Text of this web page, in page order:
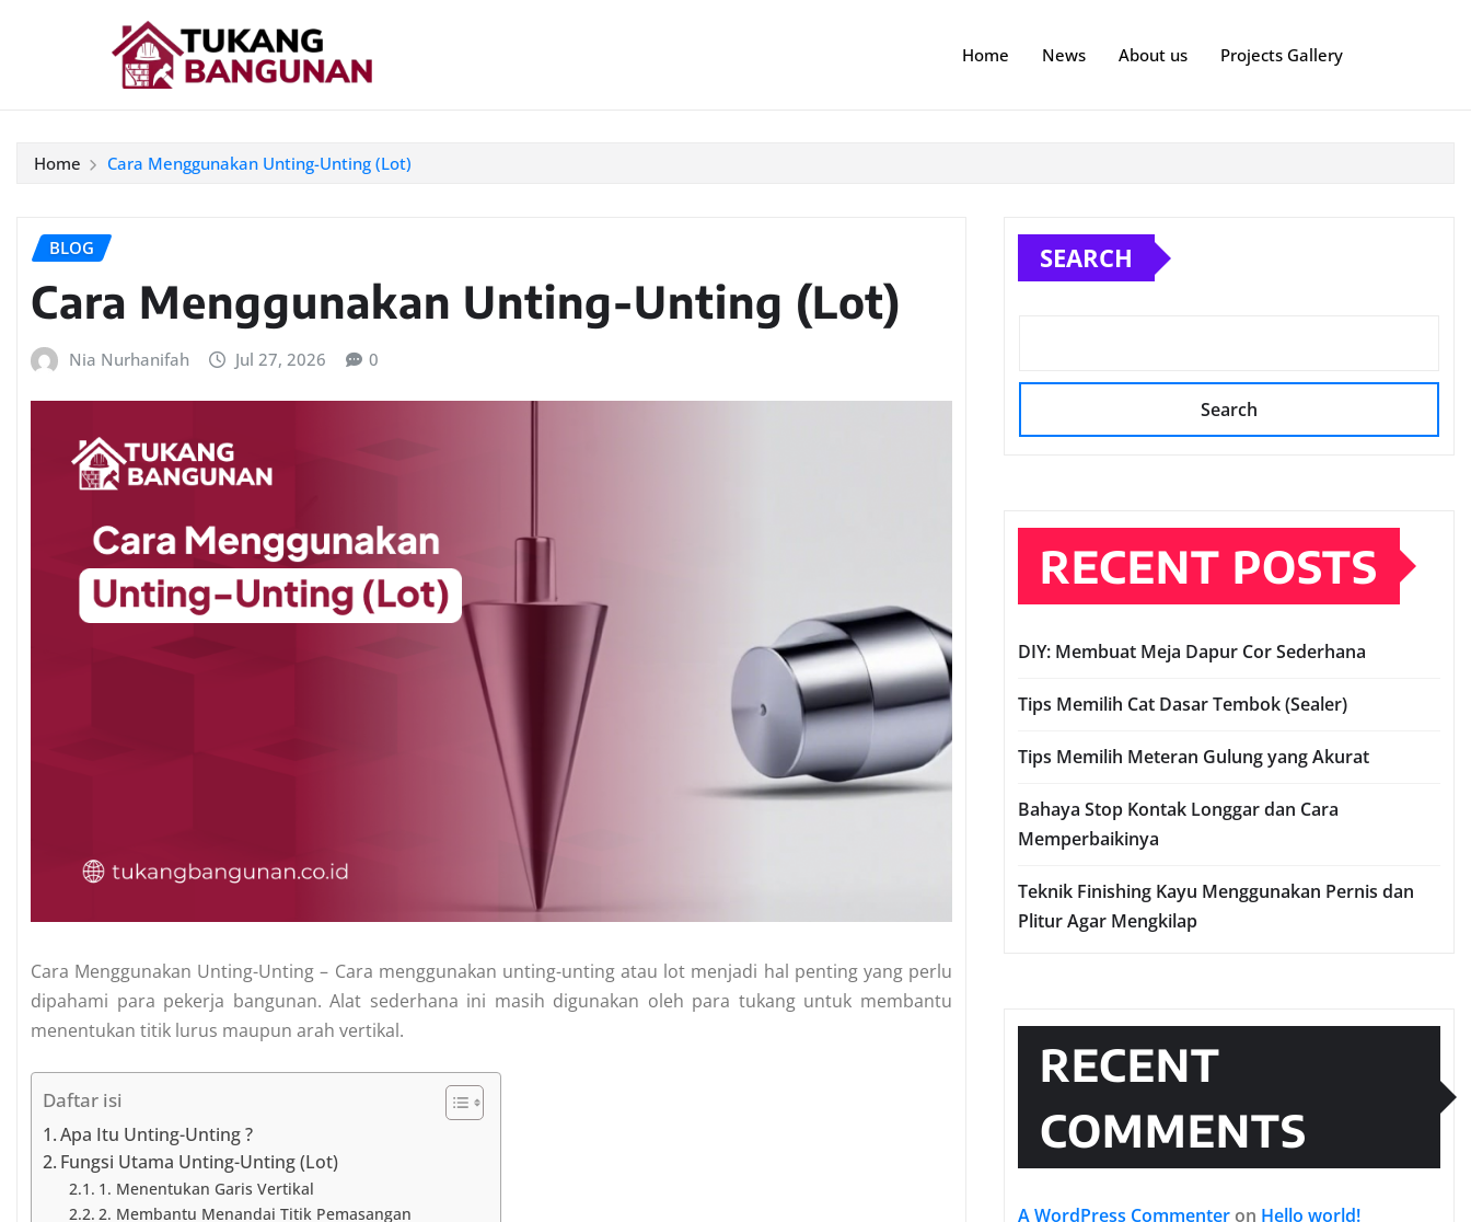
Home News About us Projects Gallery
Home Cara Menggunakan Unting-Unting (Lot)
BLOG
Cara Menggunakan Unting-Unting (Lot)
Nia Nurhanifah Jul 27, 2026 0
Cara Menggunakan Unting-Unting – Cara menggunakan unting-unting atau lot menjadi hal penting yang perlu
dipahami para pekerja bangunan. Alat sederhana ini masih digunakan oleh para tukang untuk membantu
menentukan titik lurus maupun arah vertikal.
Daftar isi
Apa Itu Unting-Unting ?
Fungsi Utama Unting-Unting (Lot)
1. Menentukan Garis Vertikal
2. Membantu Menandai Titik Pemasangan
SEARCH
Search
RECENT POSTS
DIY: Membuat Meja Dapur Cor Sederhana
Tips Memilih Cat Dasar Tembok (Sealer)
Tips Memilih Meteran Gulung yang Akurat
Bahaya Stop Kontak Longgar dan Cara
Memperbaikinya
Teknik Finishing Kayu Menggunakan Pernis dan
Plitur Agar Mengkilap
RECENT
COMMENTS
A WordPress Commenter on Hello world!